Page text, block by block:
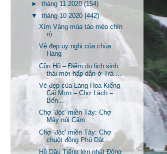
►tháng 11 2020(154)
▼tháng 10 2020(442)
Xím Vàng mùa táo mèo chín
rộ
Vẻ đẹp uy nghi của chùa
Hang
Cồn Hô – Điểm du lịch sinh
thái mới hấp dẫn ở Trà ...
Vẻ đẹp của Làng Hoa Kiểng
Cái Mơn – Chợ Lách –
Bến...
Chợ 'độc' miền Tây: Chợ
Mây núi Cấm
Chợ 'độc' miền Tây: Chợ
chuột đồng Phù Dật
Hồ Dầu Tiếng lớn nhất Đông